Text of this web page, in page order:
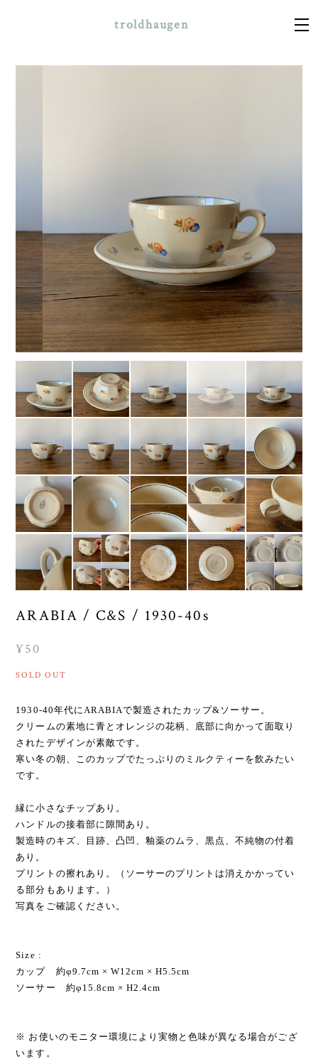
troldhaugen
ARABIA / C&S / 1930-40s
¥50
SOLD OUT
1930-40年代にARABIAで製造されたカップ&ソーサー。
クリームの素地に青とオレンジの花柄、底部に向かって面取り
されたデザインが素敵です。
寒い冬の朝、このカップでたっぷりのミルクティーを飲みたい
です。
縁に小さなチップあり。
ハンドルの接着部に隙間あり。
製造時のキズ、目跡、凸凹、釉薬のムラ、黒点、不純物の付着
あり。
プリントの擦れあり。（ソーサーのプリントは消えかかってい
る部分もあります。）
写真をご確認ください。
Size :
カップ 約φ9.7cm × W12cm × H5.5cm
ソーサー 約φ15.8cm × H2.4cm
※ お使いのモニター環境により実物と色味が異なる場合がござ
います。